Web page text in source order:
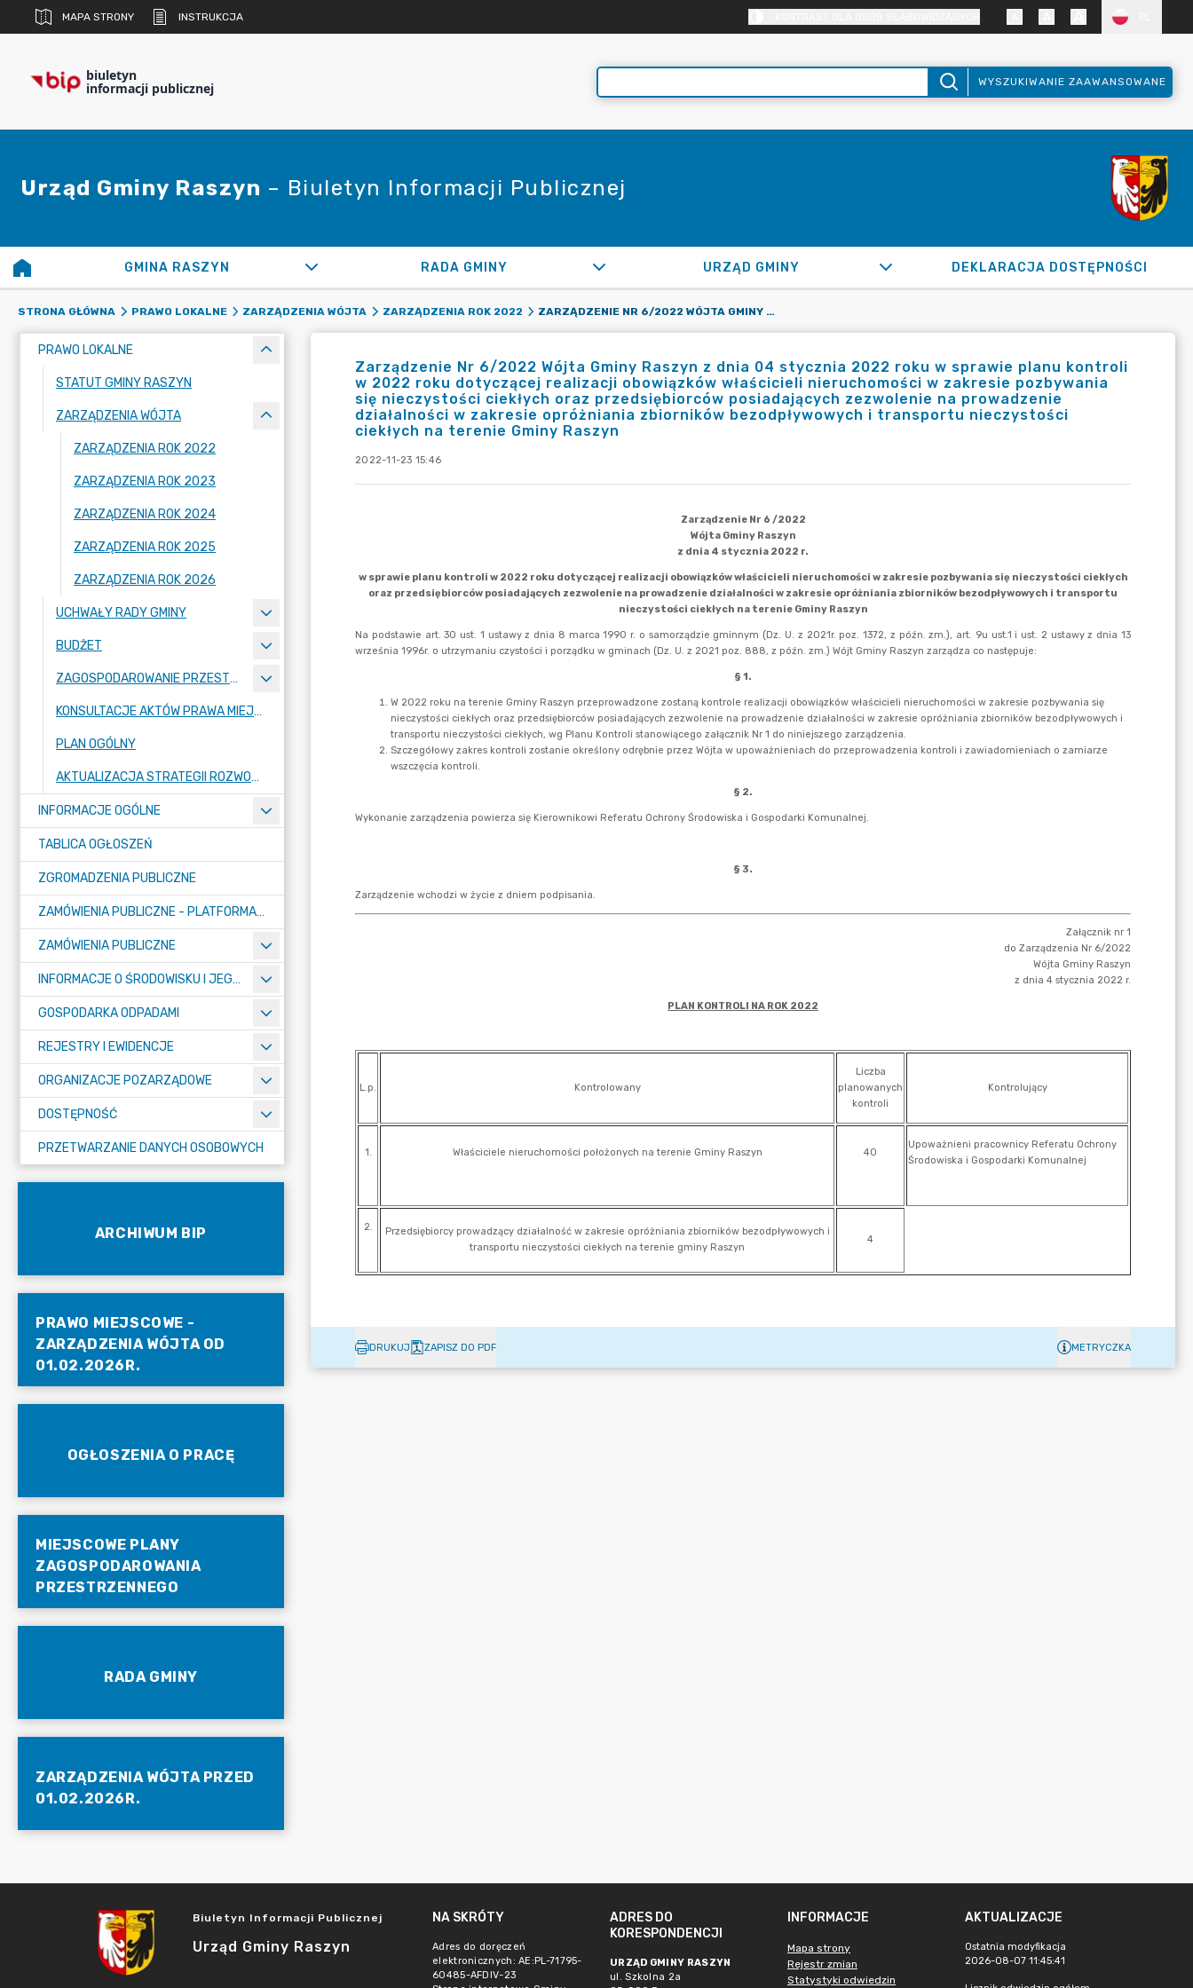
MAPA STRONY INSTRUKCJA
biuletyn
informacji publicznej WYSZUKIWANIE ZAAWANSOWANE
Urząd Gminy Raszyn – Biuletyn Informacji Publicznej
GMINA RASZYN RADA GMINY URZĄD GMINY DEKLARACJA DOSTĘPNOŚCI
STRONA GŁÓWNA PRAWO LOKALNE ZARZĄDZENIA WÓJTA ZARZĄDZENIA ROK 2022 ZARZĄDZENIE NR 6/2022 WÓJTA GMINY RASZYN Z DNIA 04 STYCZNIA 2022 ROKU W SPRAWIE PLANU KONTROLI W 2022 ROKU DOTYCZĄCEJ REALIZACJI OBOWIĄZKÓW WŁAŚCICIELI NIERUCHOMOŚCI W ZAKRESIE POZBYWANIA SIĘ NIECZYSTOŚCI CIEKŁYCH ORAZ PRZEDSIĘBIORCÓW POSIADAJĄCYCH ZEZWOLENIE NA PROWADZENIE DZIAŁALNOŚCI W ZAKRESIE OPRÓŻNIANIA ZBIORNIKÓW BEZODPŁYWOWYCH I TRANSPORTU NIECZYSTOŚCI CIEKŁYCH NA TERENIE GMINY RASZYN
PRAWO LOKALNE
STATUT GMINY RASZYN
ZARZĄDZENIA WÓJTA
ZARZĄDZENIA ROK 2022
ZARZĄDZENIA ROK 2023
ZARZĄDZENIA ROK 2024
ZARZĄDZENIA ROK 2025
ZARZĄDZENIA ROK 2026
UCHWAŁY RADY GMINY
BUDŻET
ZAGOSPODAROWANIE PRZESTRZENNE
KONSULTACJE AKTÓW PRAWA MIEJSCOWEGO I INNYCH AKTÓW PRAWNYCH
PLAN OGÓLNY
AKTUALIZACJA STRATEGII ROZWOJU GMINY RASZYN
INFORMACJE OGÓLNE
TABLICA OGŁOSZEŃ
ZGROMADZENIA PUBLICZNE
ZAMÓWIENIA PUBLICZNE - PLATFORMA ZAKUPOWA (OD 01.05.2025R.)
ZAMÓWIENIA PUBLICZNE
INFORMACJE O ŚRODOWISKU I JEGO OCHRONIE
GOSPODARKA ODPADAMI
REJESTRY I EWIDENCJE
ORGANIZACJE POZARZĄDOWE
DOSTĘPNOŚĆ
PRZETWARZANIE DANYCH OSOBOWYCH
ARCHIWUM BIP
PRAWO MIEJSCOWE -
ZARZĄDZENIA WÓJTA OD
01.02.2026R.
OGŁOSZENIA O PRACĘ
MIEJSCOWE PLANY
ZAGOSPODAROWANIA
PRZESTRZENNEGO
RADA GMINY
ZARZĄDZENIA WÓJTA PRZED
01.02.2026R.
Zarządzenie Nr 6/2022 Wójta Gminy Raszyn z dnia 04 stycznia 2022 roku w sprawie planu kontroli
w 2022 roku dotyczącej realizacji obowiązków właścicieli nieruchomości w zakresie pozbywania
się nieczystości ciekłych oraz przedsiębiorców posiadających zezwolenie na prowadzenie
działalności w zakresie opróżniania zbiorników bezodpływowych i transportu nieczystości
ciekłych na terenie Gminy Raszyn
2022-11-23 15:46
DRUKUJ ZAPISZ DO PDF METRYCZKA
Biuletyn Informacji Publicznej
Urząd Gminy Raszyn
NA SKRÓTY
Adres do doręczeń
elektronicznych: AE:PL-71795-
60485-AFDIV-23
ADRES DO
KORESPONDENCJI
URZĄD GMINY RASZYN
ul. Szkolna 2a
INFORMACJE
Mapa strony
Rejestr zmian
Statystyki odwiedzin
AKTUALIZACJE
Ostatnia modyfikacja
2026-08-07 11:45:41